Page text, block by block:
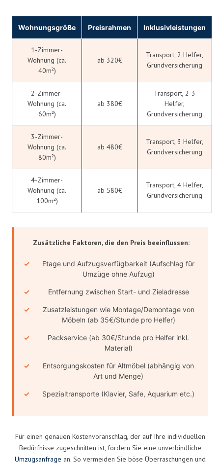
Wohnungsgröße Preisrahmen Inklusivleistungen
1-Zimmer-
Wohnung (ca.
40m²)
ab 320€
Transport, 2 Helfer,
Grundversicherung
2-Zimmer-
Wohnung (ca.
60m²)
ab 380€
Transport, 2-3
Helfer,
Grundversicherung
3-Zimmer-
Wohnung (ca.
80m²)
ab 480€
Transport, 3 Helfer,
Grundversicherung
4-Zimmer-
Wohnung (ca.
100m²)
ab 580€
Transport, 4 Helfer,
Grundversicherung
Zusätzliche Faktoren, die den Preis beeinflussen:
Etage und Aufzugsverfügbarkeit (Aufschlag für
Umzüge ohne Aufzug)
Entfernung zwischen Start- und Zieladresse
Zusatzleistungen wie Montage/Demontage von
Möbeln (ab 35€/Stunde pro Helfer)
Packservice (ab 30€/Stunde pro Helfer inkl.
Material)
Entsorgungskosten für Altmöbel (abhängig von
Art und Menge)
Spezialtransporte (Klavier, Safe, Aquarium etc.)
Für einen genauen Kostenvoranschlag, der auf Ihre individuellen
Bedürfnisse zugeschnitten ist, fordern Sie eine unverbindliche
Umzugsanfrage an. So vermeiden Sie böse Überraschungen und